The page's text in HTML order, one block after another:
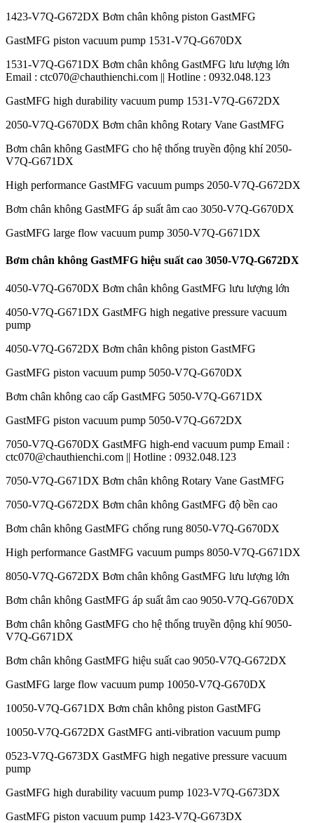
1423-V7Q-G672DX Bơm chân không piston GastMFG
GastMFG piston vacuum pump 1531-V7Q-G670DX
1531-V7Q-G671DX Bơm chân không GastMFG lưu lượng lớn
Email : ctc070@chauthienchi.com || Hotline : 0932.048.123
GastMFG high durability vacuum pump 1531-V7Q-G672DX
2050-V7Q-G670DX Bơm chân không Rotary Vane GastMFG
Bơm chân không GastMFG cho hệ thống truyền động khí 2050-
V7Q-G671DX
High performance GastMFG vacuum pumps 2050-V7Q-G672DX
Bơm chân không GastMFG áp suất âm cao 3050-V7Q-G670DX
GastMFG large flow vacuum pump 3050-V7Q-G671DX
Bơm chân không GastMFG hiệu suất cao 3050-V7Q-G672DX
4050-V7Q-G670DX Bơm chân không GastMFG lưu lượng lớn
4050-V7Q-G671DX GastMFG high negative pressure vacuum
pump
4050-V7Q-G672DX Bơm chân không piston GastMFG
GastMFG piston vacuum pump 5050-V7Q-G670DX
Bơm chân không cao cấp GastMFG 5050-V7Q-G671DX
GastMFG piston vacuum pump 5050-V7Q-G672DX
7050-V7Q-G670DX GastMFG high-end vacuum pump Email :
ctc070@chauthienchi.com || Hotline : 0932.048.123
7050-V7Q-G671DX Bơm chân không Rotary Vane GastMFG
7050-V7Q-G672DX Bơm chân không GastMFG độ bền cao
Bơm chân không GastMFG chống rung 8050-V7Q-G670DX
High performance GastMFG vacuum pumps 8050-V7Q-G671DX
8050-V7Q-G672DX Bơm chân không GastMFG lưu lượng lớn
Bơm chân không GastMFG áp suất âm cao 9050-V7Q-G670DX
Bơm chân không GastMFG cho hệ thống truyền động khí 9050-
V7Q-G671DX
Bơm chân không GastMFG hiệu suất cao 9050-V7Q-G672DX
GastMFG large flow vacuum pump 10050-V7Q-G670DX
10050-V7Q-G671DX Bơm chân không piston GastMFG
10050-V7Q-G672DX GastMFG anti-vibration vacuum pump
0523-V7Q-G673DX GastMFG high negative pressure vacuum
pump
GastMFG high durability vacuum pump 1023-V7Q-G673DX
GastMFG piston vacuum pump 1423-V7Q-G673DX